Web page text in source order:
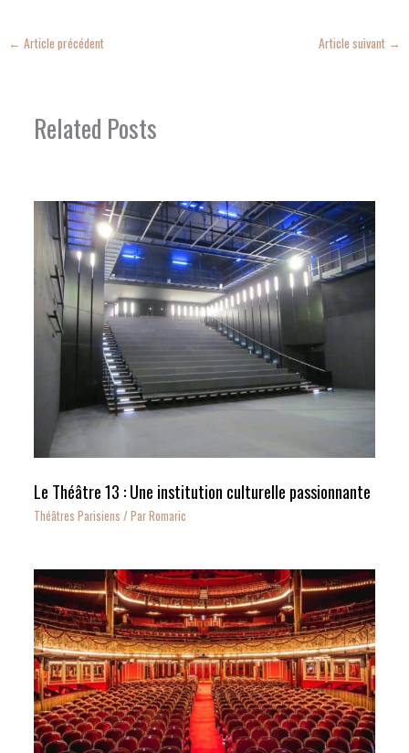
← Article précédent Article suivant →
Related Posts
Le Théâtre 13 : Une institution culturelle passionnante
Théâtres Parisiens / ParRomaric